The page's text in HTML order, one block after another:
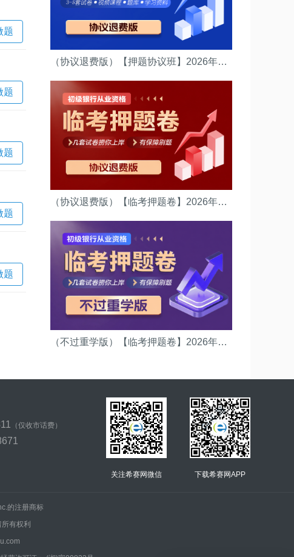
题
题
题
题
题
（协议退费版）【押题协议班】2026年初级银行资格考试(（法律法规）押题协议班)
（协议退费版）【临考押题卷】2026年初级银行资格考试(（法律法规）押题卷)
（不过重学版）【临考押题卷】2026年初级银行资格考试(（法律法规）押题卷)
（仅收市话费）
关注希赛网微信 下载希赛网APP
的注册商标
有权利